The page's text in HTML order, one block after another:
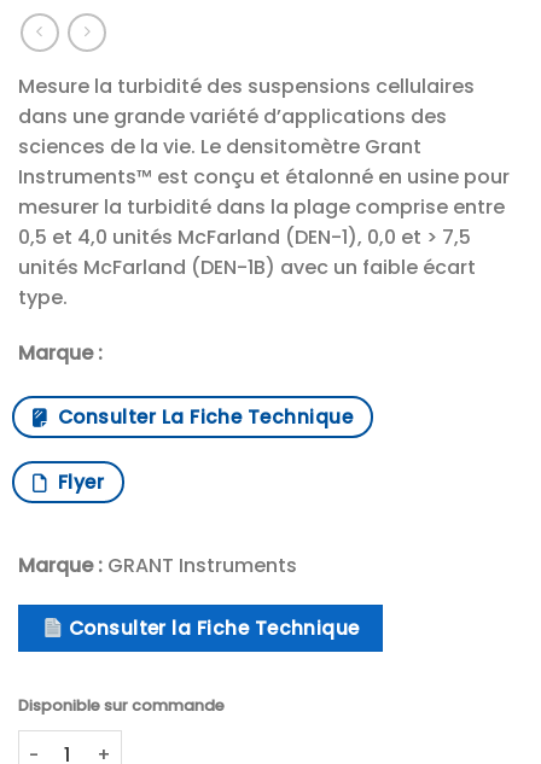
Mesure la turbidité des suspensions cellulaires
dans une grande variété d’applications des
sciences de la vie. Le densitomètre Grant
Instruments™ est conçu et étalonné en usine pour
mesurer la turbidité dans la plage comprise entre
0,5 et 4,0 unités McFarland (DEN-1), 0,0 et > 7,5
unités McFarland (DEN-1B) avec un faible écart
type.
Marque :
Consulter La Fiche Technique
Flyer
Marque : GRANT Instruments
Consulter la Fiche Technique
Disponible sur commande
quantité de Densitomètre